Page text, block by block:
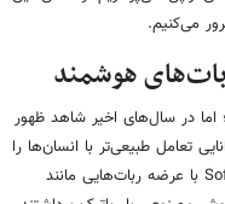
می‌کنیم.
هوشمند
اما در سال‌های اخیر شاهد ظهور
تعامل طبیعی‌تر با انسان‌ها را
دارا هستند. شرکت‌هایی مانند SoftBank Robotics با عرضه ربات‌هایی مانند